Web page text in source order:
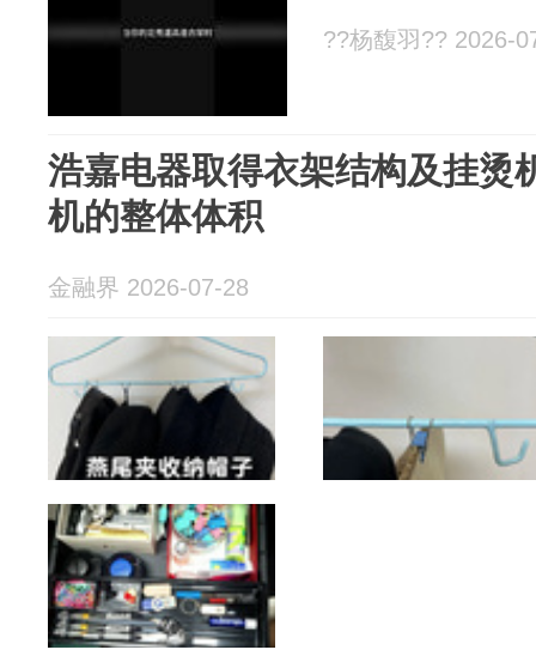
??杨馥羽?? 2026-
浩嘉电器取得衣架结构及挂烫
机的整体体积
金融界 2026-07-28